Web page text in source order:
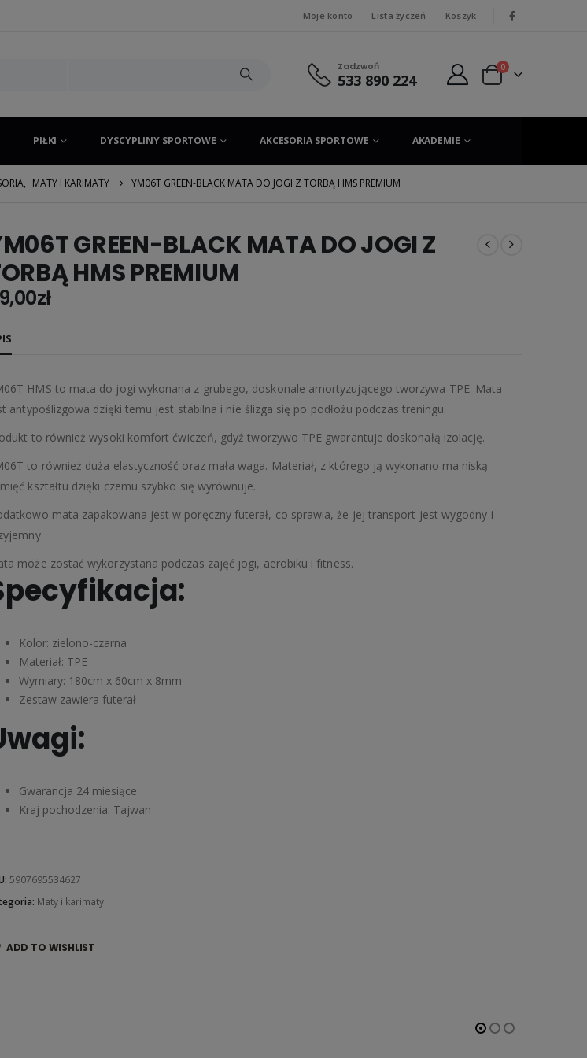
Moje konto Lista życzeń Koszyk
Zadzwoń
533 890 224
0
PIŁKI DYSCYPLINY SPORTOWE AKCESORIA SPORTOWE AKADEMIE
, MATY I KARIMATY YM06T GREEN-BLACK MATA DO JOGI Z TORBĄ HMS PREMIUM
GREEN-BLACK MATA DO JOGI Z
HMS PREMIUM
zł
HMS to mata do jogi wykonana z grubego, doskonale amortyzującego tworzywa TPE. Mata
antypoślizgowa dzięki temu jest stabilna i nie ślizga się po podłożu podczas treningu.
to również wysoki komfort ćwiczeń, gdyż tworzywo TPE gwarantuje doskonałą izolację.
to również duża elastyczność oraz mała waga. Materiał, z którego ją wykonano ma niską
kształtu dzięki czemu szybko się wyrównuje.
mata zapakowana jest w poręczny futerał, co sprawia, że jej transport jest wygodny i
może zostać wykorzystana podczas zajęć jogi, aerobiku i fitness.
Kolor: zielono-czarna
Materiał: TPE
Wymiary: 180cm x 60cm x 8mm
Zestaw zawiera futerał
Gwarancja 24 miesiące
Kraj pochodzenia: Tajwan
5907695534627
Maty i karimaty
ADD TO WISHLIST